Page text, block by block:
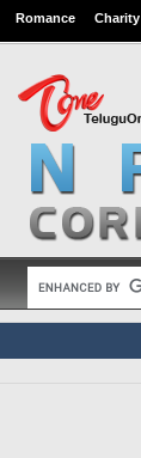
Romance Charity